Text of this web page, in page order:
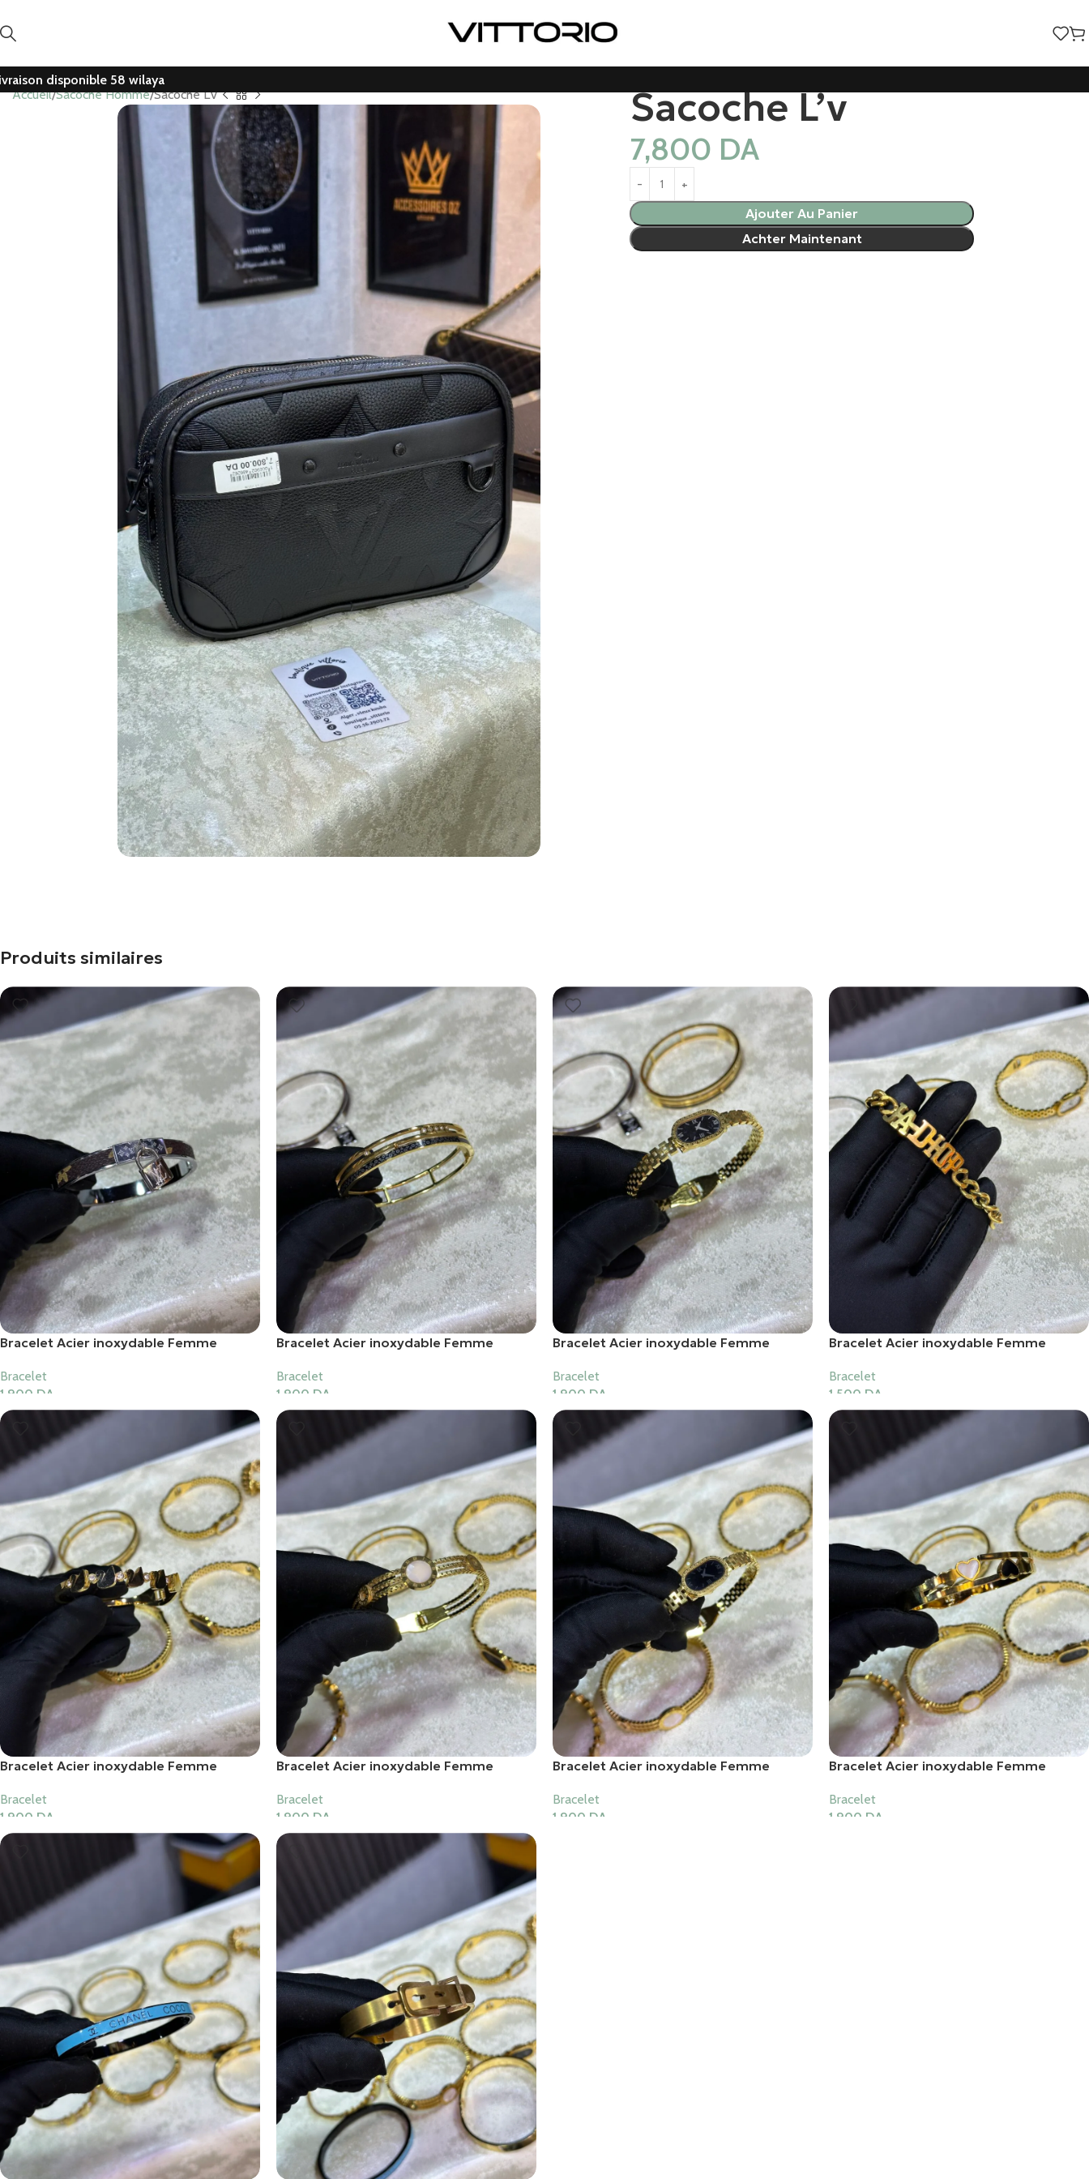
disponible 58 wilaya
Accueil Sacoche Homme Sacoche L’v Sacoche L’v
7,800 DA
Ajouter Au Panier
Achter Maintenant
Produits similaires
Bracelet Acier inoxydable Femme
Bracelet
1,900 DA
Ajouter Au Panier
Bracelet Acier inoxydable Femme
Bracelet
1,900 DA
Bracelet Acier inoxydable Femme
Bracelet
1,900 DA
Ajouter Au Panier
Bracelet Acier inoxydable Femme
Bracelet
1,500 DA
Bracelet Acier inoxydable Femme
Bracelet
1,900 DA
Bracelet Acier inoxydable Femme
Bracelet
1,900 DA
Bracelet Acier inoxydable Femme
Bracelet
1,900 DA
Bracelet Acier inoxydable Femme
Bracelet
1,900 DA